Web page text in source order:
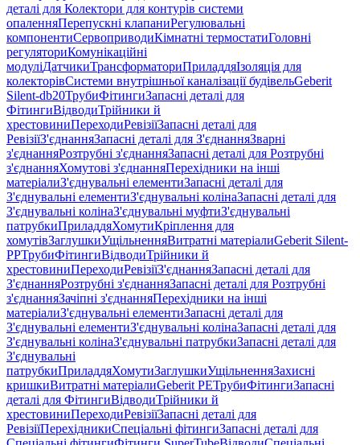
деталі для Колектори для контурів системи
опаленняПерепускні клапаниРегулювальні
компонентиСервоприводиКімнатні термостатиГоловні
регуляториКомунікаційні
модуліДатчикиТрансформаториПриладдяІзоляція для
колекторівСистеми внутрішньої каналізації будівельGeberit
Silent-db20ТрубиФітингиЗапасні деталі для
ФітингиВідводиТрійники й
хрестовиниПереходиРевізіїЗапасні деталі для
РевізіїЗ'єднанняЗапасні деталі для З'єднанняЗварні
з'єднанняРозтрубні з'єднанняЗапасні деталі для Розтрубні
з'єднанняХомутові з'єднанняПерехідники на інші
матеріалиЗ'єднувальні елементиЗапасні деталі для
З'єднувальні елементиЗ'єднувальні колінаЗапасні деталі для
З'єднувальні колінаЗ'єднувальні муфтиЗ'єднувальні
патрубкиПриладдяХомутиКріплення для
хомутівЗаглушкиУщільненняВитратні матеріалиGeberit Silent-
PPТрубиФітингиВідводиТрійники й
хрестовиниПереходиРевізіїЗ'єднанняЗапасні деталі для
З'єднанняРозтрубні з'єднанняЗапасні деталі для Розтрубні
з'єднанняЗачіпні з'єднанняПерехідники на інші
матеріалиЗ'єднувальні елементиЗапасні деталі для
З'єднувальні елементиЗ'єднувальні колінаЗапасні деталі для
З'єднувальні колінаЗ'єднувальні патрубкиЗапасні деталі для
З'єднувальні
патрубкиПриладдяХомутиЗаглушкиУщільненняЗахисні
кришкиВитратні матеріалиGeberit PEТрубиФітингиЗапасні
деталі для ФітингиВідводиТрійники й
хрестовиниПереходиРевізіїЗапасні деталі для
РевізіїПерехідникиСпеціальні фітингиЗапасні деталі для